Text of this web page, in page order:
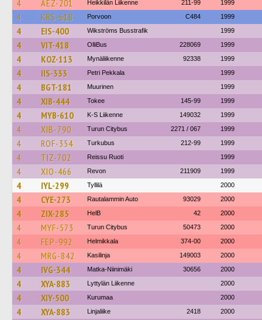
4 AEZ-201 Heikkilän Liikenne 211-99 1999
4 KRS-618 Porvoon C484 1999
4 EIS-400 Wikströms Busstrafik 1999
4 VIT-418 OlliBus 228069 1999
4 KOZ-113 Mynäliikenne 92338 1999
4 IIS-333 Petri Pekkala 1999
4 BGT-181 Muurinen 1999
4 XIB-444 Tokee 145-99 1999
4 MYB-610 K-S Liikenne 149032 1999
4 XIB-790 Turun Citybus 2271 / 067 1999
4 ROF-354 Turkubus 212-99 1999
4 TIZ-702 Reissu Ruoti 1999
4 XIO-466 Revon 211909 1999
4 IYL-299 Tyllilä 2000
4 CYE-273 Rautalammin Auto 93029 2000
4 ZIX-285 HelB 42 2000
4 MYF-573 Turun Citybus 50473 2000
4 FEP-992 Helmikkala 374-00 2000
4 MRG-842 Kasilinja 149003 2000
4 IVG-344 Matka-Niinimäki 30656 2000
4 XYA-883 Lyttylän Liikenne 2000
4 XIY-500 Kurumaa 2000
4 XYA-883 Linjaliike 2418 2000